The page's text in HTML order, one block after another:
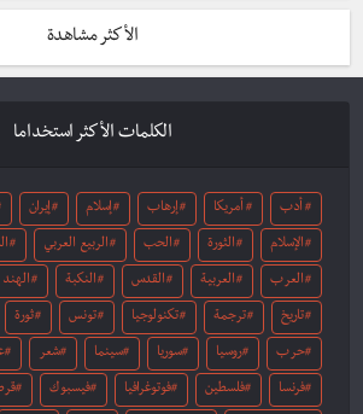
الأكثر مشاهدة
الكلمات الأكثر استخداما
أدب أمريكا إرهاب إسلام إيران
الإسلام الثورة الحب الربيع العربي
العرب العربية القدس النكبة الهند
تاريخ ترجمة تكنولوجيا تونس ثورة
حرب روسيا سوريا سينما شعر
فرنسا فلسطين فوتوغرافيا فيسبوك